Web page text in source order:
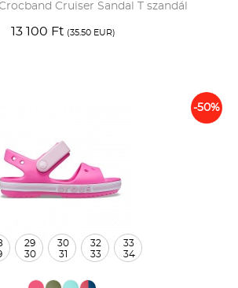
Cruiser Sandal T szandál
13 100 Ft (35.50 EUR)
-50%
29
30
30
31
32
33
33
34